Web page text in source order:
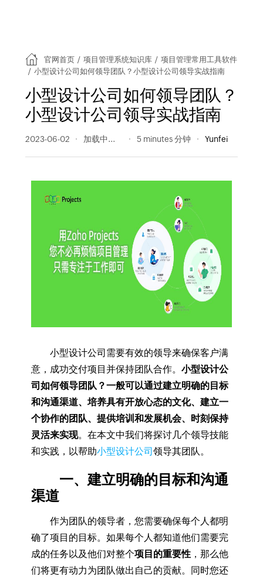
官网首页 / 项目管理系统知识库 / 项目管理常用工具软件
/ 小型设计公司如何领导团队？小型设计公司领导实战指南
小型设计公司如何领导团队？
小型设计公司领导实战指南
2023-06-02 231 阅读量 5 minutes 分钟 Yunfei
小型设计公司需要有效的领导来确保客户满
意，成功交付项目并保持团队合作。 小型设计公
司如何领导团队？一般可以通过建立明确的目标
和沟通渠道、培养具有开放心态的文化、建立一
个协作的团队、提供培训和发展机会、时刻保持
灵活来实现。在本文中我们将探讨几个领导技能
和实践，以帮助小型设计公司领导其团队。
一、建立明确的目标和沟通
渠道
作为团队的领导者，您需要确保每个人都明
确了项目的目标。如果每个人都知道他们需要完
成的任务以及他们对整个项目的重要性，那么他
们将更有动力为团队做出自己的贡献。同时您还